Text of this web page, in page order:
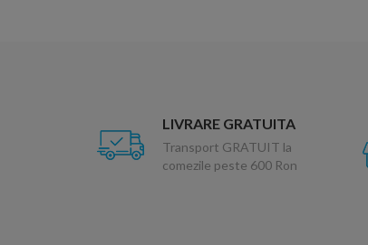
LIVRARE GRATUITA
Transport GRATUIT la
comezile peste 600 Ron